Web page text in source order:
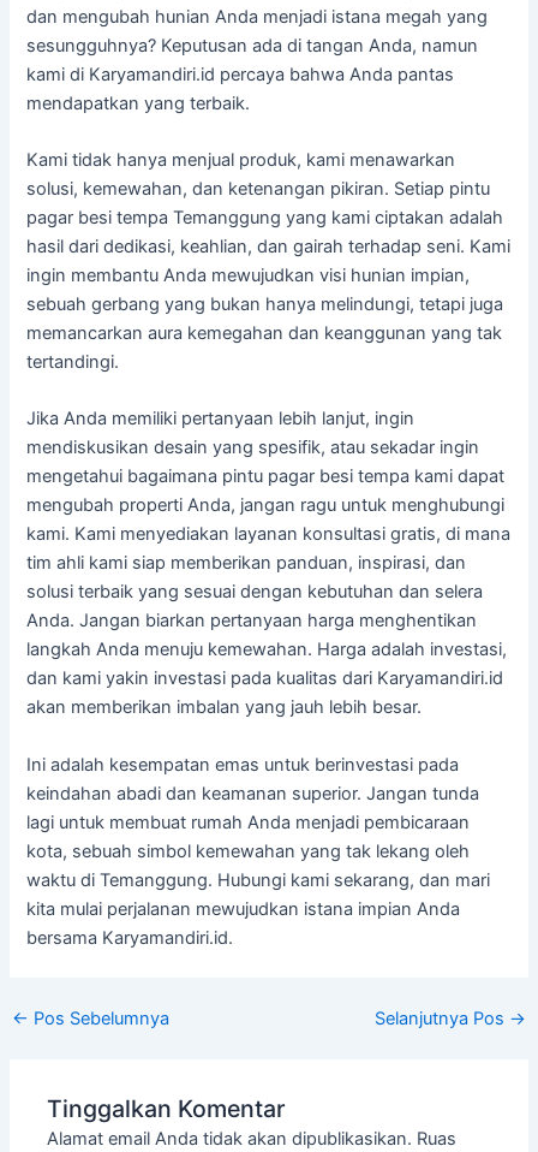
dan mengubah hunian Anda menjadi istana megah yang
sesungguhnya? Keputusan ada di tangan Anda, namun
kami di Karyamandiri.id percaya bahwa Anda pantas
mendapatkan yang terbaik.
Kami tidak hanya menjual produk, kami menawarkan
solusi, kemewahan, dan ketenangan pikiran. Setiap pintu
pagar besi tempa Temanggung yang kami ciptakan adalah
hasil dari dedikasi, keahlian, dan gairah terhadap seni. Kami
ingin membantu Anda mewujudkan visi hunian impian,
sebuah gerbang yang bukan hanya melindungi, tetapi juga
memancarkan aura kemegahan dan keanggunan yang tak
tertandingi.
Jika Anda memiliki pertanyaan lebih lanjut, ingin
mendiskusikan desain yang spesifik, atau sekadar ingin
mengetahui bagaimana pintu pagar besi tempa kami dapat
mengubah properti Anda, jangan ragu untuk menghubungi
kami. Kami menyediakan layanan konsultasi gratis, di mana
tim ahli kami siap memberikan panduan, inspirasi, dan
solusi terbaik yang sesuai dengan kebutuhan dan selera
Anda. Jangan biarkan pertanyaan harga menghentikan
langkah Anda menuju kemewahan. Harga adalah investasi,
dan kami yakin investasi pada kualitas dari Karyamandiri.id
akan memberikan imbalan yang jauh lebih besar.
Ini adalah kesempatan emas untuk berinvestasi pada
keindahan abadi dan keamanan superior. Jangan tunda
lagi untuk membuat rumah Anda menjadi pembicaraan
kota, sebuah simbol kemewahan yang tak lekang oleh
waktu di Temanggung. Hubungi kami sekarang, dan mari
kita mulai perjalanan mewujudkan istana impian Anda
bersama Karyamandiri.id.
← Pos Sebelumnya Selanjutnya Pos →
Tinggalkan Komentar
Alamat email Anda tidak akan dipublikasikan. Ruas